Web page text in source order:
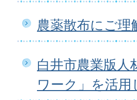
農薬散布にご理
白井市農業版人
ワーク」を活